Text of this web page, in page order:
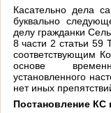
Касательно дела
буквально
делу гражданки
8 части 2 статьи
соответствующим
основе
установленного
нет иных
Постановление КС